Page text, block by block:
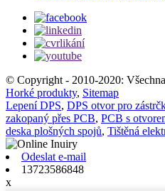
© Copyright - 2010-2020:
Horké produkty, Sitemap
Lepení DPS, DPS otvor pro
zakopaný přes PCB, PCB s
deska plošných spojů, Tištěná
Odeslat e-mail
13723586848
x